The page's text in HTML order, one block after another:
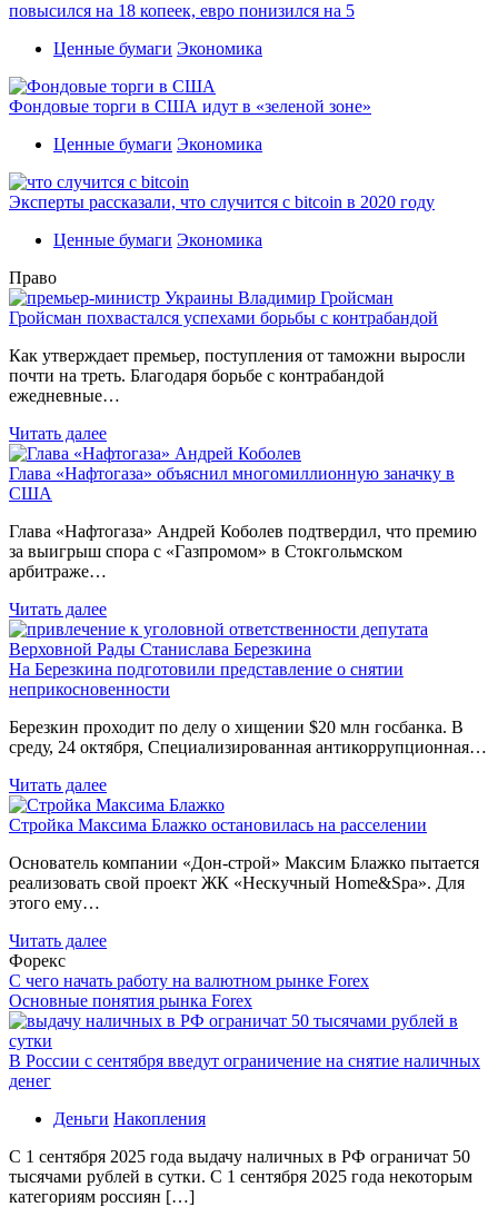
повысился на 18 копеек, евро понизился на 5
Ценные бумаги Экономика
Фондовые торги в США идут в «зеленой зоне»
Ценные бумаги Экономика
Эксперты рассказали, что случится с bitcoin в 2020 году
Ценные бумаги Экономика
Право
Гройсман похвастался успехами борьбы с контрабандой
Как утверждает премьер, поступления от таможни выросли
почти на треть. Благодаря борьбе с контрабандой
ежедневные…
Читать далее
Глава «Нафтогаза» объяснил многомиллионную заначку в
США
Глава «Нафтогаза» Андрей Коболев подтвердил, что премию
за выигрыш спора с «Газпромом» в Стокгольмском
арбитраже…
Читать далее
На Березкина подготовили представление о снятии
неприкосновенности
Березкин проходит по делу о хищении $20 млн госбанка. В
среду, 24 октября, Специализированная антикоррупционная…
Читать далее
Стройка Максима Блажко остановилась на расселении
Основатель компании «Дон-строй» Максим Блажко пытается
реализовать свой проект ЖК «Нескучный Home&Spa». Для
этого ему…
Читать далее
Форекс
С чего начать работу на валютном рынке Forex
Основные понятия рынка Forex
В России с сентября введут ограничение на снятие наличных
денег
Деньги Накопления
С 1 сентября 2025 года выдачу наличных в РФ ограничат 50
тысячами рублей в сутки. С 1 сентября 2025 года некоторым
категориям россиян […]